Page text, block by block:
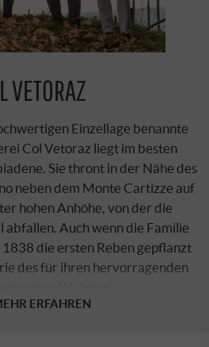
VETORAZ
Einzellage benannte
Col Vetoraz liegt im besten
Sie thront in der Nähe des
neben dem Monte Cartizze auf
hohen Anhöhe, von der die
abfallen. Auch wenn die Familie
die ersten Reben gepflanzt
des für ihren hervorragenden
ERFAHREN